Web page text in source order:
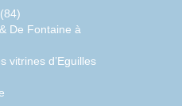
De Fontaine à
vitrines d’Eguilles